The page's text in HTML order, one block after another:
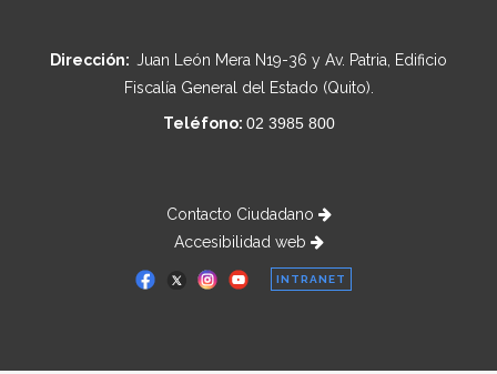
Dirección: Juan León Mera N19-36 y Av. Patria, Edificio
Fiscalía General del Estado (Quito).
Teléfono: 02 3985 800
Contacto Ciudadano
Accesibilidad web
INTRANET